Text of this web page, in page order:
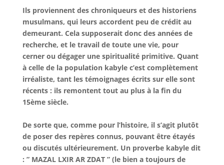
Ils proviennent des chroniqueurs et des historiens
musulmans, qui leurs accordent peu de crédit au
demeurant. Cela supposerait donc des années de
recherche, et le travail de toute une vie, pour
cerner ou dégager une spiritualité primitive. Quant
à celle de la population kabyle c’est complètement
irréaliste, tant les témoignages écrits sur elle sont
récents : ils remontent tout au plus à la fin du
15ème siècle.
De sorte que, comme pour l’histoire, il s’agit plutôt
de poser des repères connus, pouvant être étayés
ou discutés ultérieurement. Un proverbe kabyle dit
: ” MAZAL LXIR AR ZDAT ” (le bien a toujours de